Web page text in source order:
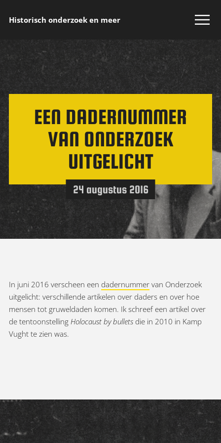
Historisch onderzoek en meer
EEN DADERNUMMER
VAN ONDERZOEK
UITGELICHT
24 augustus 2016
In juni 2016 verscheen een dadernummervan Onderzoek
uitgelicht: verschillende artikelen over daders en over hoe
mensen tot gruweldaden komen. Ik schreef een artikel over
de tentoonstelling Holocaust by bulletsdie in 2010 in Kamp
Vught te zien was.